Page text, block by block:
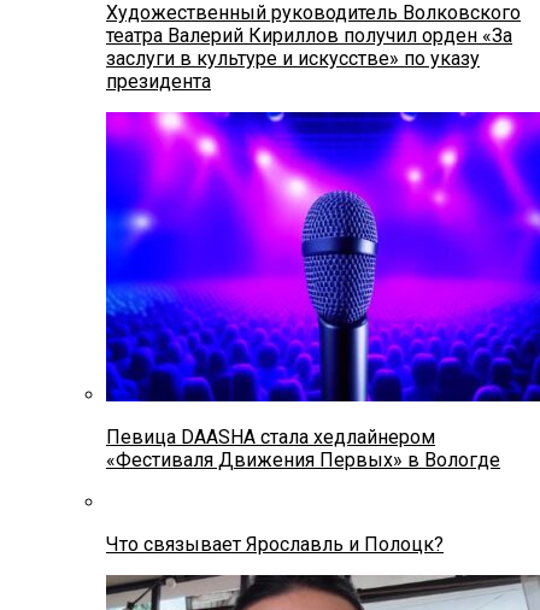
Художественный руководитель Волковского
театра Валерий Кириллов получил орден «За
заслуги в культуре и искусстве» по указу
президента
Певица DAASHA стала хедлайнером
«Фестиваля Движения Первых» в Вологде
Что связывает Ярославль и Полоцк?